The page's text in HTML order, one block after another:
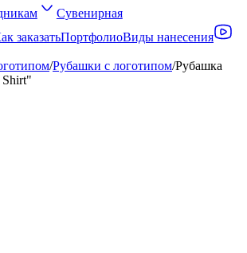
Сувенирная
заказатьПортфолиоВиды нанесения
/Рубашки с логотипом/Рубашка